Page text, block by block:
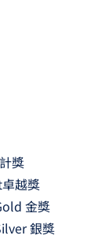
獎
越獎
金獎
銀獎